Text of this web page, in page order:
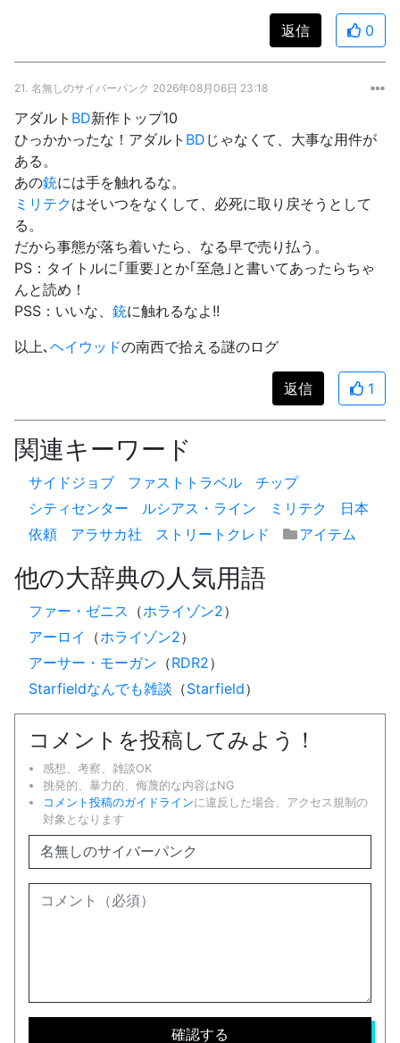
返信 0
21. 名無しのサイバーパンク 2026年08月06日 23:18
アダルト BD新作トップ10
ひっかかったな！アダルト BD じゃなくて、大事な用件が
ある。
あの銃には手を触れるな。
ミリテクはそいつをなくして、必死に取り戻そうとして
る。
だから事態が落ち着いたら、なる早で売り払う。
PS：タイトルに｢重要｣とか｢至急｣と書いてあったらちゃ
んと読め！
PSS：いいな、 銃に触れるなよ!!
以上､ ヘイウッドの南西で拾える謎のログ
返信 1
関連キーワード
サイドジョブ ファストトラベル
チップ
シティセンター
ルシアス・ライン ミリテク
日本
依頼
アラサカ社 ストリートクレド アイテム
他の大辞典の人気用語
ファー・ゼニス （ホライゾン2）
アーロイ
（ホライゾン2）
アーサー・モーガン （RDR2）
Starfieldなんでも雑談 （Starfield）
コメントを投稿してみよう！
感想、考察、雑談OK
挑発的、暴力的、侮蔑的な内容はNG
コメント投稿のガイドラインに違反した場合、アクセス規制の
対象となります